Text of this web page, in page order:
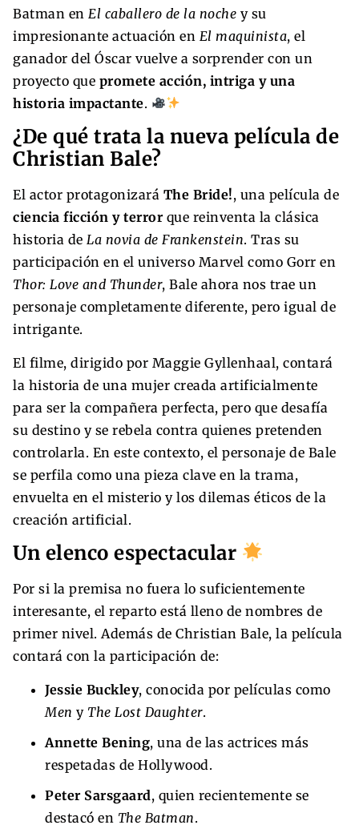
Batman en El caballero de la noche y su
impresionante actuación en El maquinista, el
ganador del Óscar vuelve a sorprender con un
proyecto que promete acción, intriga y una
historia impactante.
¿De qué trata la nueva película de
Christian Bale?
El actor protagonizará The Bride!, una película de
ciencia ficción y terrorque reinventa la clásica
historia de La novia de Frankenstein. Tras su
participación en el universo Marvel como Gorr en
Thor: Love and Thunder, Bale ahora nos trae un
personaje completamente diferente, pero igual de
intrigante.
El filme, dirigido por Maggie Gyllenhaal, contará
la historia de una mujer creada artificialmente
para ser la compañera perfecta, pero que desafía
su destino y se rebela contra quienes pretenden
controlarla. En este contexto, el personaje de Bale
se perfila como una pieza clave en la trama,
envuelta en el misterio y los dilemas éticos de la
creación artificial.
Un elenco espectacular
Por si la premisa no fuera lo suficientemente
interesante, el reparto está lleno de nombres de
primer nivel. Además de Christian Bale, la película
contará con la participación de:
Jessie Buckley, conocida por películas como
Men y The Lost Daughter.
Annette Bening, una de las actrices más
respetadas de Hollywood.
Peter Sarsgaard, quien recientemente se
destacó en The Batman.